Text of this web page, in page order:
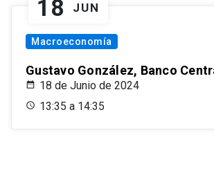
18 JUN
Macroeconomía
Gustavo González, Banco
18 de Junio de 2024
13:35 a 14:35